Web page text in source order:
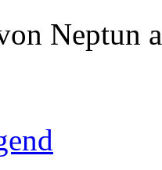
Neptun